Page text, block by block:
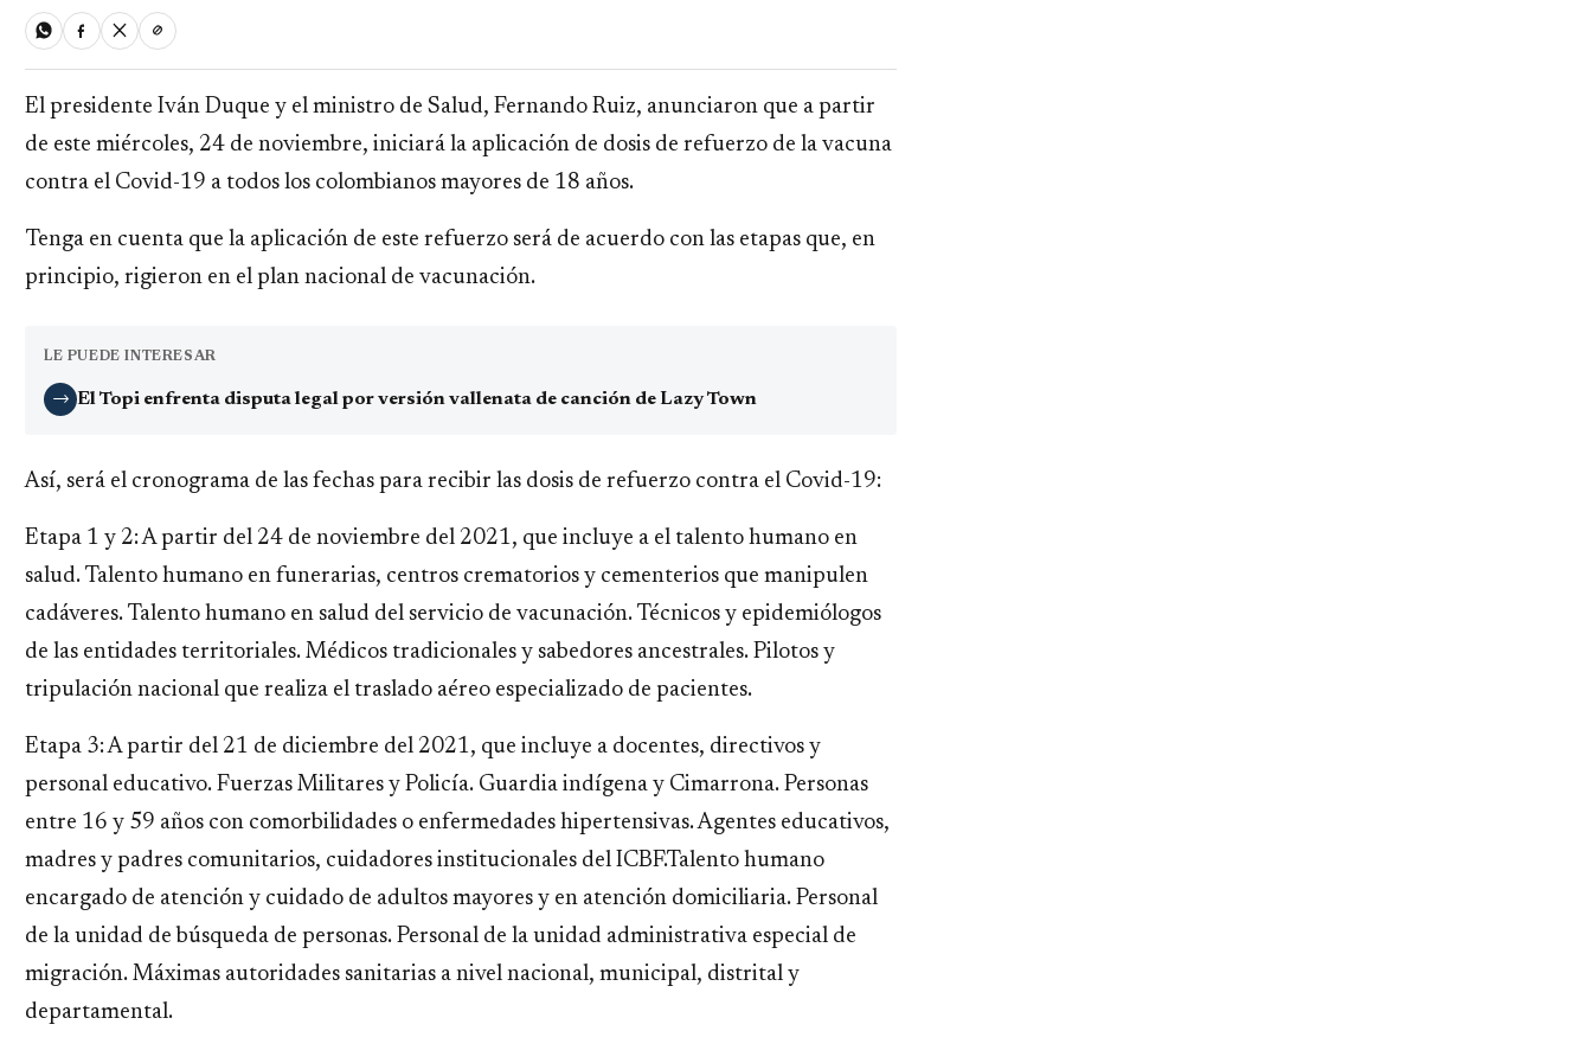
El presidente Iván Duque y el ministro de Salud, Fernando Ruiz, anunciaron que a partir
de este miércoles, 24 de noviembre, iniciará la aplicación de dosis de refuerzo de la vacuna
contra el Covid-19 a todos los colombianos mayores de 18 años.
Tenga en cuenta que la aplicación de este refuerzo será de acuerdo con las etapas que, en
principio, rigieron en el plan nacional de vacunación.
LE PUEDE INTERESAR
→ El Topi enfrenta disputa legal por versión vallenata de canción de Lazy Town
Así, será el cronograma de las fechas para recibir las dosis de refuerzo contra el Covid-19:
Etapa 1 y 2: A partir del 24 de noviembre del 2021, que incluye a el talento humano en
salud. Talento humano en funerarias, centros crematorios y cementerios que manipulen
cadáveres. Talento humano en salud del servicio de vacunación. Técnicos y epidemiólogos
de las entidades territoriales. Médicos tradicionales y sabedores ancestrales. Pilotos y
tripulación nacional que realiza el traslado aéreo especializado de pacientes.
Etapa 3: A partir del 21 de diciembre del 2021, que incluye a docentes, directivos y
personal educativo. Fuerzas Militares y Policía. Guardia indígena y Cimarrona. Personas
entre 16 y 59 años con comorbilidades o enfermedades hipertensivas. Agentes educativos,
madres y padres comunitarios, cuidadores institucionales del ICBF.Talento humano
encargado de atención y cuidado de adultos mayores y en atención domiciliaria. Personal
de la unidad de búsqueda de personas. Personal de la unidad administrativa especial de
migración. Máximas autoridades sanitarias a nivel nacional, municipal, distrital y
departamental.